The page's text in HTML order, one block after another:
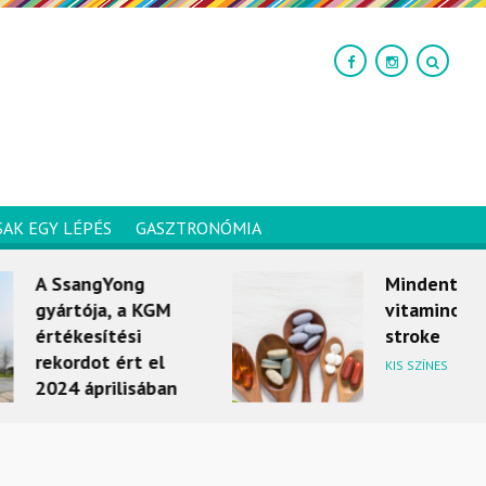
EGY LÉPÉS GASZTRONÓMIA
KGM
el
vitaminok és a
stroke
KIS SZÍNES